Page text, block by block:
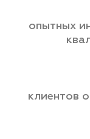
опытных
клиентов